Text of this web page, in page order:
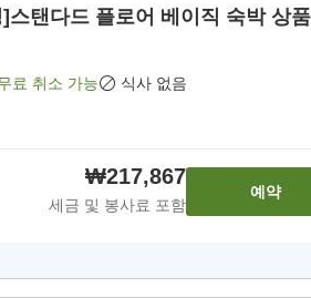
스탠다드 플로어 베이직 숙박 상
료 취소 가능 식사 없음
₩217,867
세금 및 봉사료 포함
예약